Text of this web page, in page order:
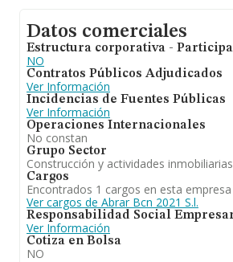
Datos comerciales
Estructura corporativa -
NO
Contratos Públicos Adjudicados
Ver Información
Incidencias de Fuentes Públicas
Ver Información
Operaciones Internacionales
No constan
Grupo Sector
Construcción y actividades inmobiliarias
Cargos
Encontrados 1 cargos en esta empresa
Ver cargos de Abrar Bcn 2021 S.l.
Responsabilidad Social
Ver Información
Cotiza en Bolsa
NO